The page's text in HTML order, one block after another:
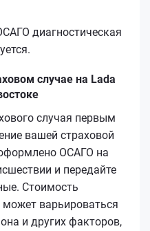
диагностическая
случае на Lada
случая первым
вашей страховой
ОСАГО на
и передайте
Стоимость
варьироваться
и других факторов,